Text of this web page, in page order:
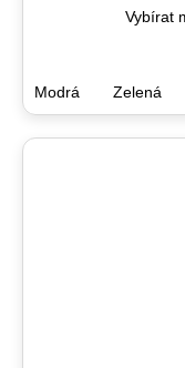
Vybírat
Modrá Zelená